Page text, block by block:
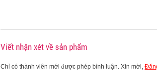
Viết nhận xét về sản phẩm
Chỉ có thành viên mới được phép bình luận. Xin mời,